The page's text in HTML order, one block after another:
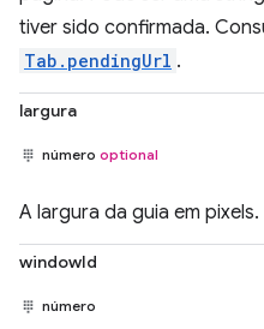
tiver sido confirmada.
Tab.pendingUrl .
largura
número optional
A largura da guia em pixels.
windowId
número